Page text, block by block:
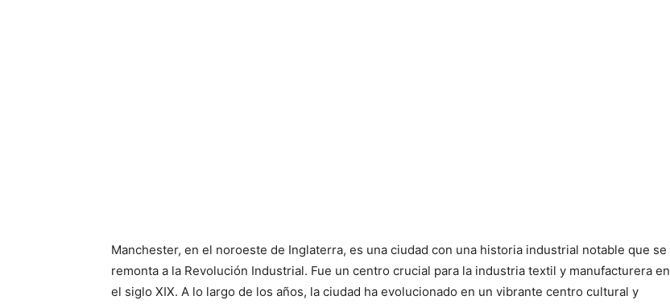
Manchester, en el noroeste de Inglaterra, es una ciudad con una historia industrial notable que se
remonta a la Revolución Industrial. Fue un centro crucial para la industria textil y manufacturera en
el siglo XIX. A lo largo de los años, la ciudad ha evolucionado en un vibrante centro cultural y